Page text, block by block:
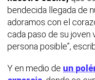
bendecida llegada de
adoramos con el
cada paso de su joven
persona posible”,
Y en medio de un